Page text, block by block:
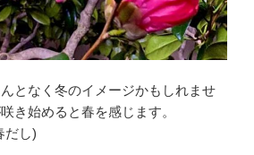
となく冬のイメージかもしれませ
き始めると春を感じます。
だし)